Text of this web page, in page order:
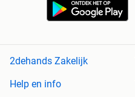
2dehands Zakelijk
Help en info